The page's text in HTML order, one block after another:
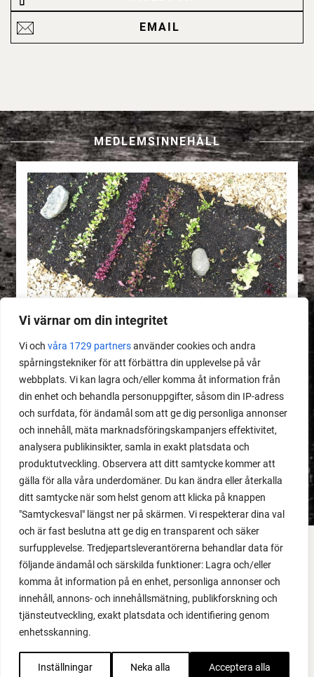
Vi värnar om din integritet
Vi och våra 1729 partnersanvänder cookies och andra
spårningstekniker för att förbättra din upplevelse på vår
webbplats. Vi kan lagra och/eller komma åt information från
din enhet och behandla personuppgifter, såsom din IP-adress
och surfdata, för ändamål som att ge dig personliga annonser
och innehåll, mäta marknadsföringskampanjers effektivitet,
analysera publikinsikter, samla in exakt platsdata och
produktutveckling. Observera att ditt samtycke kommer att
gälla för alla våra underdomäner. Du kan ändra eller återkalla
ditt samtycke när som helst genom att klicka på knappen
"Samtyckesval" längst ner på skärmen. Vi respekterar dina val
och är fast beslutna att ge dig en transparent och säker
surfupplevelse. Tredjepartsleverantörerna behandlar data för
följande ändamål och särskilda funktioner: Lagra och/eller
komma åt information på en enhet, personliga annonser och
innehåll, annons- och innehållsmätning, publikforskning och
tjänsteutveckling, exakt platsdata och identifiering genom
enhetsskanning.
Inställningar Neka alla Acceptera alla
EMAIL
MEDLEMSINNEHÅLL
MEDLEMSINNEHÅLL
Dåligt gödslad jord
LÄS MER
FACEBOOK
YOUTUBE